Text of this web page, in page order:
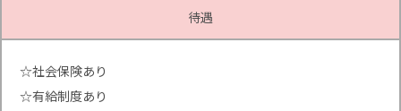
待遇
☆社会保険あり
☆有給制度あり